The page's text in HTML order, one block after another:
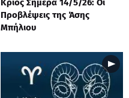
Κριός Σήμερα 14/5/26: Οι
Προβλέψεις της Άσης
Μπήλιου